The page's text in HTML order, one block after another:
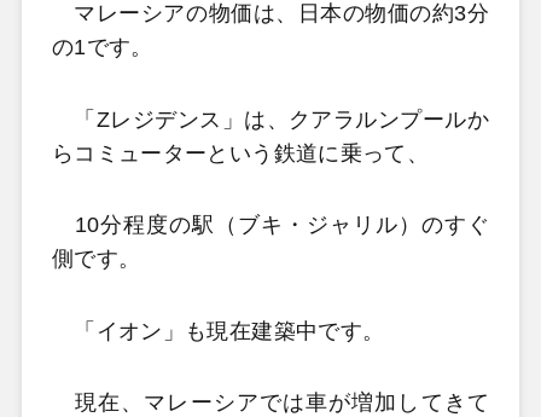
マレーシアの物価は、日本の物価の約3分
の1です。
「Zレジデンス」は、クアラルンプールか
らコミューターという鉄道に乗って、
10分程度の駅（ブキ・ジャリル）のすぐ
側です。
「イオン」も現在建築中です。
現在、マレーシアでは車が増加してきて